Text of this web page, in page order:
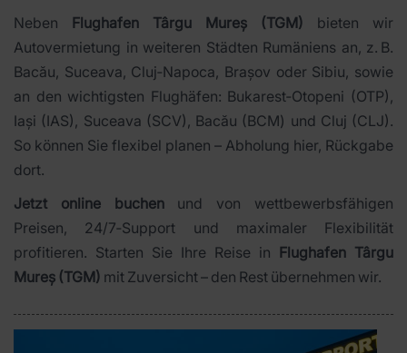
Neben Flughafen Târgu Mureș (TGM) bieten wir
Autovermietung in weiteren Städten Rumäniens an, z. B.
Bacău, Suceava, Cluj‑Napoca, Brașov oder Sibiu, sowie
an den wichtigsten Flughäfen: Bukarest‑Otopeni (OTP),
Iași (IAS), Suceava (SCV), Bacău (BCM) und Cluj (CLJ).
So können Sie flexibel planen – Abholung hier, Rückgabe
dort.
Jetzt online buchenund von wettbewerbsfähigen
Preisen, 24/7‑Support und maximaler Flexibilität
profitieren. Starten Sie Ihre Reise in Flughafen Târgu
Mureș (TGM) mit Zuversicht – den Rest übernehmen wir.